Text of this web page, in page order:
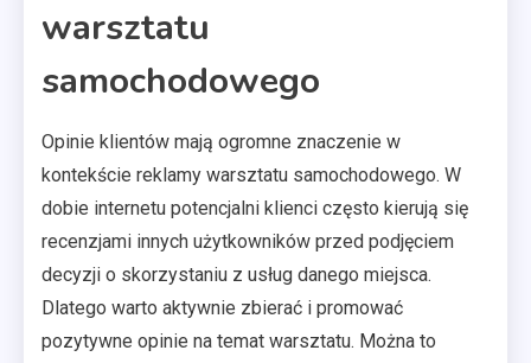
warsztatu
samochodowego
Opinie klientów mają ogromne znaczenie w
kontekście reklamy warsztatu samochodowego. W
dobie internetu potencjalni klienci często kierują się
recenzjami innych użytkowników przed podjęciem
decyzji o skorzystaniu z usług danego miejsca.
Dlatego warto aktywnie zbierać i promować
pozytywne opinie na temat warsztatu. Można to